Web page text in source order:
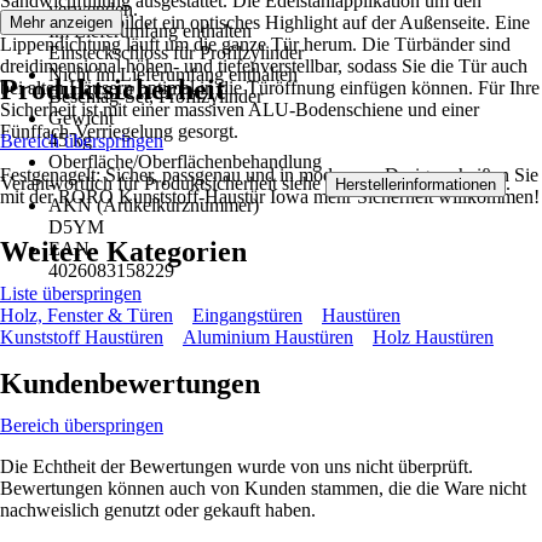
verwenden.
Im Lieferumfang enthalten
Einsteckschloss für Profilzylinder
Nicht im Lieferumfang enthalten
Beschlag-Set, Profilzylinder
Gewicht
45 kg
Oberfläche/Oberflächenbehandlung
-
AKN (Artikelkurznummer)
D5YM
EAN
4026083158229
Glasausschnitt bildet ein optisches Highlight auf der Außenseite. Eine
Lippendichtung läuft um die ganze Tür herum. Die Türbänder sind
dreidimensional höhen- und tiefenverstellbar, sodass Sie die Tür auch
bei alten Häusern optimal in die Türöffnung einfügen können. Für Ihre
Sicherheit ist mit einer massiven ALU-Bodenschiene und einer
Fünffach-Verriegelung gesorgt.
Festgenagelt: Sicher, passgenau und in modernem Design – heißen Sie
mit der RORO Kunststoff-Haustür Iowa mehr Sicherheit willkommen!
Mehr anzeigen
Produktsicherheit
Bereich überspringen
Verantwortlich für Produktsicherheit siehe Herstellerinformationen .
Weitere Kategorien
Liste überspringen
Holz, Fenster & Türen
Eingangstüren
Haustüren
Kunststoff Haustüren
Aluminium Haustüren Holz Haustüren
Kundenbewertungen
Bereich überspringen
Die Echtheit der Bewertungen wurde von uns nicht überprüft.
Bewertungen können auch von Kunden stammen, die die Ware nicht
nachweislich genutzt oder gekauft haben.